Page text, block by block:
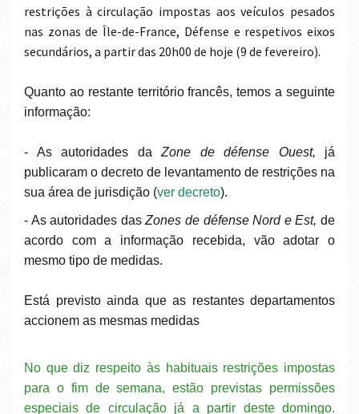
restrições à circulação impostas aos veículos pesados
nas zonas de Île-de-France, Défense e respetivos eixos
secundários, a partir das 20h00 de hoje (9 de fevereiro).
Quanto ao restante território francês, temos a seguinte
informação:
- As autoridades da Zone de défense Ouest, já
publicaram o decreto de levantamento de restrições na
sua área de jurisdição (ver decreto).
- As autoridades dasZones de défense Nord e Est,de
acordo com a informação recebida, vão adotar o
mesmo tipo de medidas.
Está previsto ainda que as restantes departamentos
accionem as mesmas medidas
No que diz respeito às habituais restrições impostas
para o fim de semana, estão previstas permissões
especiais de circulação já a partir deste domingo.